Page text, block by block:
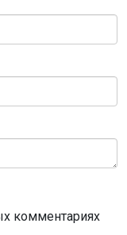
комментариях